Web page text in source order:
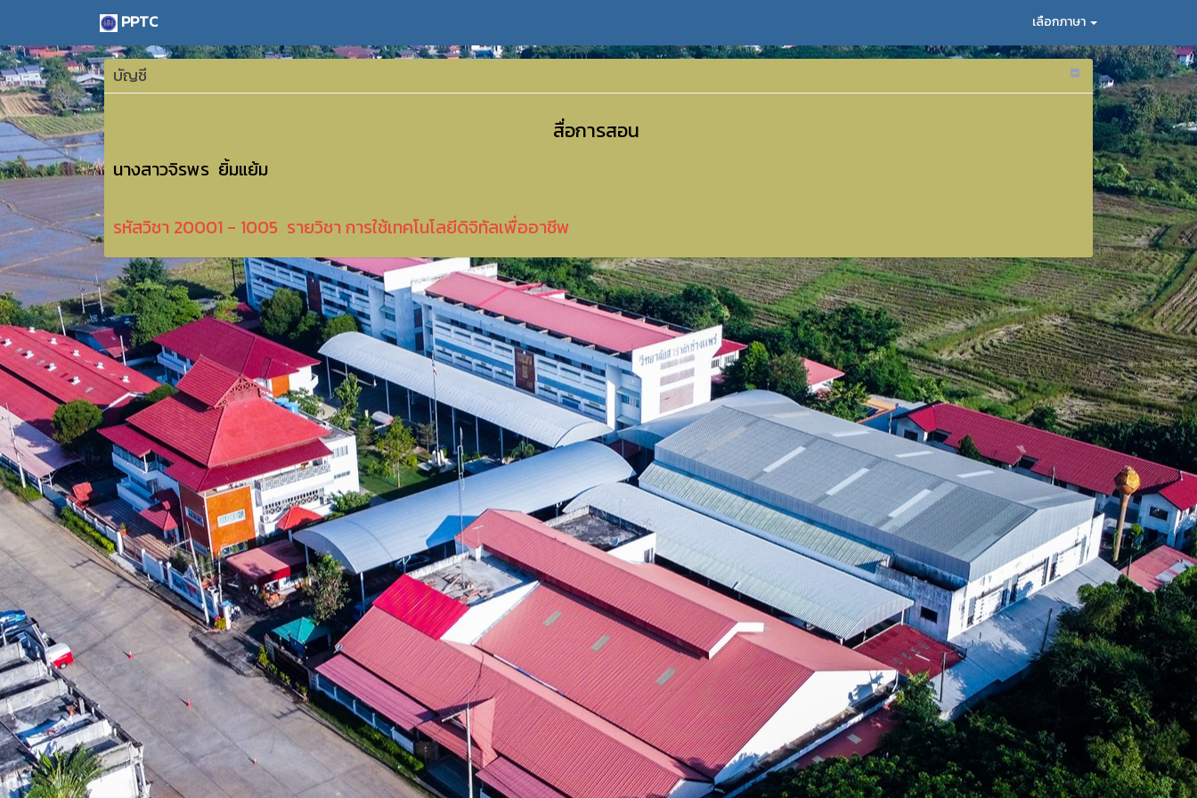
PPTC เลือกภาษา
บัญชี
สื่อการสอน
นางสาวจิรพร ยิ้มแย้ม
รหัสวิชา 20001 - 1005 รายวิชา การใช้เทคโนโลยีดิจิทัลเพื่ออาชีพ